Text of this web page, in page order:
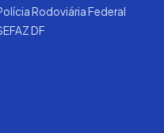
Rodoviária Federal
DF